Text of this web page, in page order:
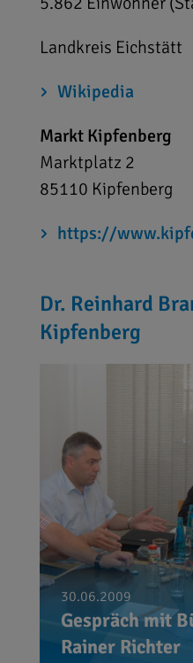
Landkreis Eichstätt
Wikipedia
Markt Kipfenberg
Marktplatz 2
85110 Kipfenberg
https://
Dr. Reinhard
Kipfenberg
30.06.2009
Gespräch mit
Rainer Richter